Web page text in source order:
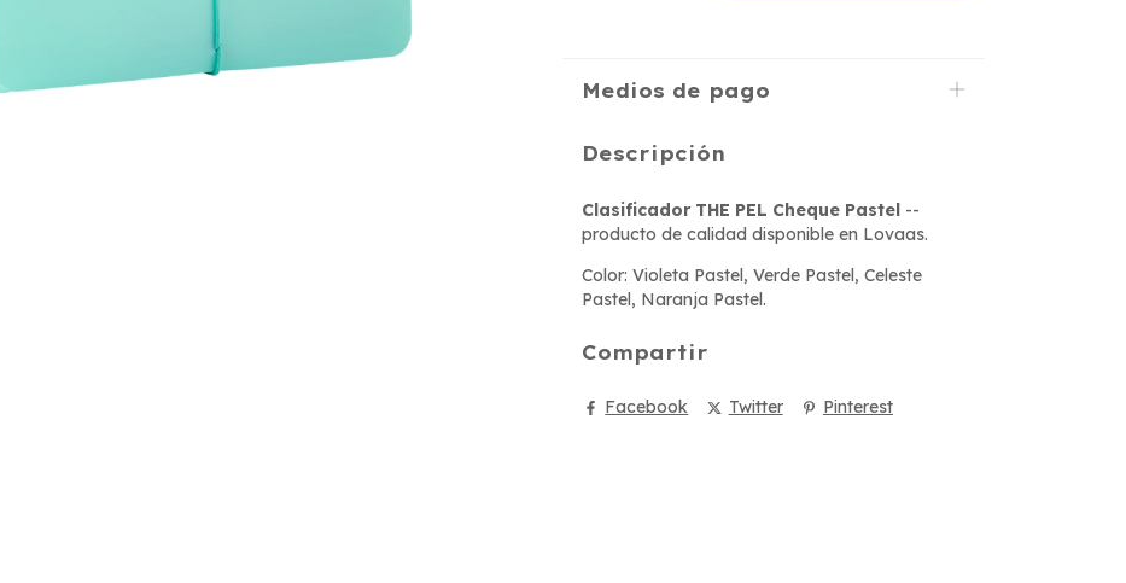
Medios de pago
Descripción
Clasificador THE PEL Cheque Pastel --
producto de calidad disponible en Lovaas.
Color: Violeta Pastel, Verde Pastel, Celeste
Pastel, Naranja Pastel.
Compartir
Facebook Twitter Pinterest